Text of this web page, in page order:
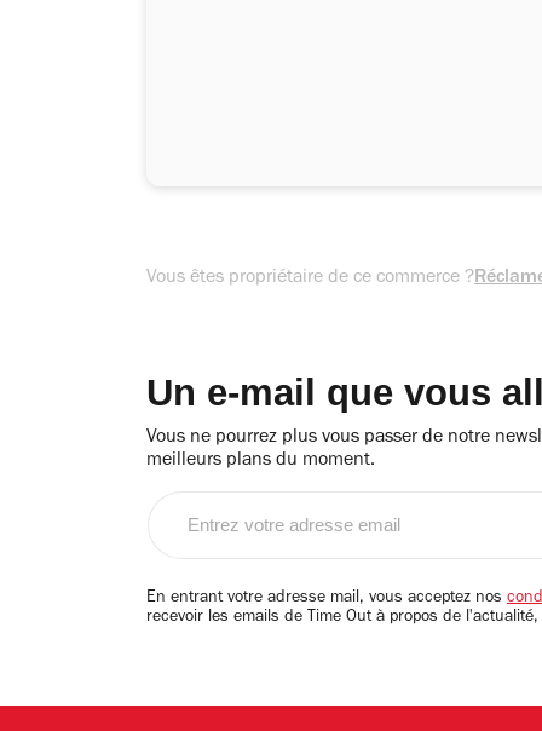
Vous êtes propriétaire de ce commerce ?
Un e-mail que vous
Vous ne pourrez plus vous passer de notre
meilleurs plans du moment.
email
En entrant votre adresse mail, vous acceptez nos
recevoir les emails de Time Out à propos de